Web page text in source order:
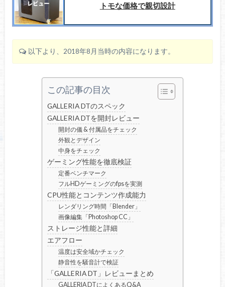
トモな価格で親切設計
以下より、2018年8月当時の内容になります。
この記事の目次
GALLERIA DTのスペック
GALLERIA DTを開封レビュー
開封の儀 & 付属品をチェック
外観とデザイン
中身をチェック
ゲーミング性能を徹底検証
定番ベンチマーク
フルHDゲーミングのfpsを実測
CPU性能とコンテンツ作成能力
レンダリング時間「Blender」
画像編集「Photoshop CC」
ストレージ性能と詳細
エアフロー
温度は安全域かチェック
静音性を騒音計で検証
「GALLERIA DT」レビューまとめ
GALLERIA DTによくあるQ&A